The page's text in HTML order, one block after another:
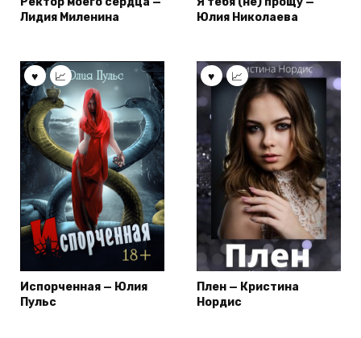
Лидия Миленина
Юлия Николаева
Испорченная — Юлия
Пульс
Плен — Кристина
Нордис